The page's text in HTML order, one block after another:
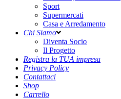
Sport
Supermercati
Casa e Arredamento
Chi Siamo
Diventa Socio
Il Progetto
Registra la TUA impresa
Privacy Policy
Contattaci
Shop
Carrello